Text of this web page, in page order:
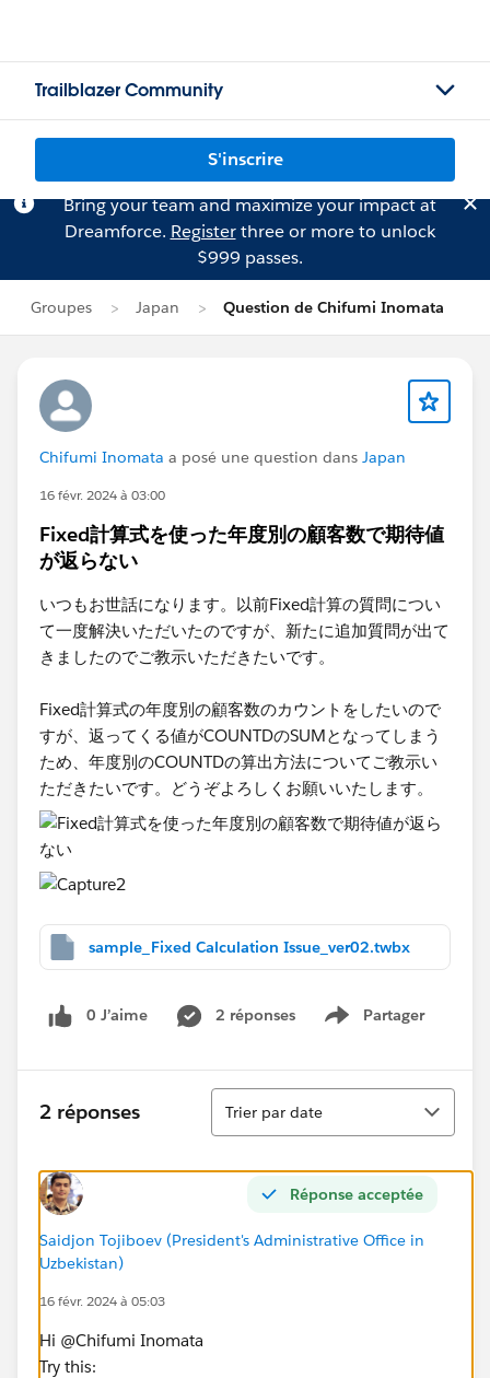
Trailblazer Community
S'inscrire
Bring your team and maximize your impact at
Dreamforce. Registerthree or more to unlock
$999 passes.
Groupes Japan Question de Chifumi Inomata
Chifumi Inomata a posé une question dans Japan
16 févr. 2024 à 03:00
Fixed計算式を使った年度別の顧客数で期待値
が返らない
いつもお世話になります。以前Fixed計算の質問につい
て一度解決いただいたのですが、新たに追加質問が出て
きましたのでご教示いただきたいです。
Fixed計算式の年度別の顧客数のカウントをしたいので
すが、返ってくる値がCOUNTDのSUMとなってしまう
ため、年度別のCOUNTDの算出方法についてご教示い
ただきたいです。どうぞよろしくお願いいたします。
sample_Fixed Calculation Issue_ver02.twbx
0 J’aime 2 réponses Partager
Show menu
2 réponses
Tri
Trier par date
Réponse acceptée
Saidjon Tojiboev (President's Administrative Office in
Uzbekistan)
16 févr. 2024 à 05:03
Hi @Chifumi Inomata​
Try this: